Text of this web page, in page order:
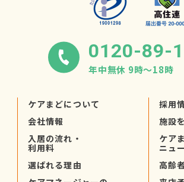
0120-89-
年中無休 9時〜18時
ケアまどについて
会社情報
入居の流れ・
利用料
選ばれる理由
採用
施設
ケア
ニュ
高齢